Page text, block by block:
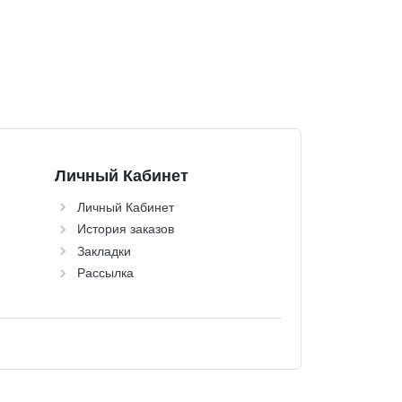
Личный Кабинет
Личный Кабинет
История заказов
Закладки
Рассылка